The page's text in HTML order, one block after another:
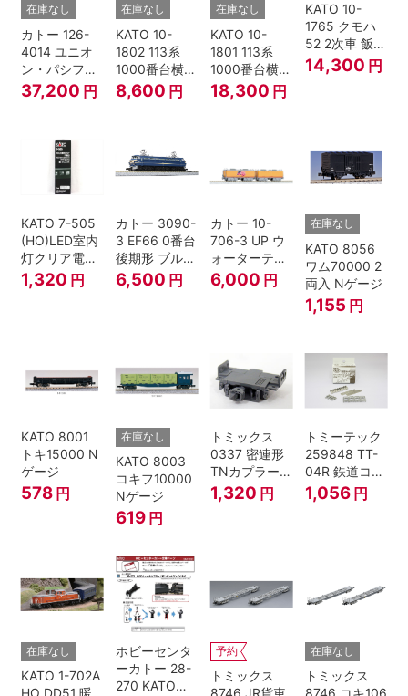
在庫なし
カトー 126-
4014 ユニオ
ン・パシフィ
ック鉄道 ビッ
グボーイ＃
37,200 円
在庫なし
KATO 10-
1802 113系
1000番台横須
賀・総武快速
線 増結4両セ
8,600 円
在庫なし
KATO 10-
1801 113系
1000番台横須
賀・総武快速
線 基本7両セ
18,300 円
KATO 10-
1765 クモハ
52 2次車 飯田
線 4両セット
Nゲージ
14,300 円
KATO 7-505
(HO)LED室内
灯クリア電球
色
1,320 円
カトー 3090-
3 EF66 0番台
後期形 ブルー
トレイン牽引
機
6,500 円
カトー 10-
706-3 UP ウ
ォーターテン
ダー 2両入
6,000 円
在庫なし
KATO 8056
ワム70000 2
両入 Nゲージ
1,155 円
KATO 8001
トキ15000 N
ゲージ
578 円
在庫なし
KATO 8003
コキフ10000
Nゲージ
619 円
トミックス
0337 密連形
TNカプラー
(6個入・SPタ
イプ)
1,320 円
トミーテック
259848 TT-
04R 鉄道コレ
クション
1,056 円
在庫なし
KATO 1-702A
ホビーセンタ
ーカトー 28-
270 KATOナ
予約
トミックス
在庫なし
トミックス